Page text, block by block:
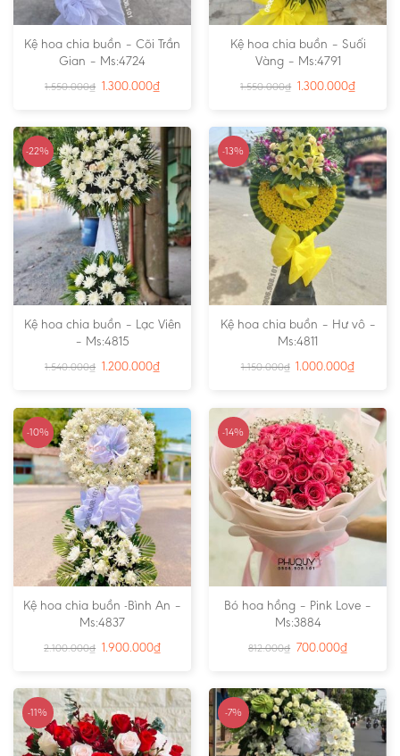
Kệ hoa chia buồn – Cõi Trần
Gian – Ms:4724
1.550.000₫ 1.300.000₫
Kệ hoa chia buồn – Suối
Vàng – Ms:4791
1.550.000₫ 1.300.000₫
-22%
Kệ hoa chia buồn – Lạc Viên
– Ms:4815
1.540.000₫ 1.200.000₫
-13%
Kệ hoa chia buồn – Hư vô –
Ms:4811
1.150.000₫ 1.000.000₫
-10%
Kệ hoa chia buồn -Bình An –
Ms:4837
2.100.000₫ 1.900.000₫
-14%
Bó hoa hồng – Pink Love –
Ms:3884
812.000₫ 700.000₫
-11% -7%